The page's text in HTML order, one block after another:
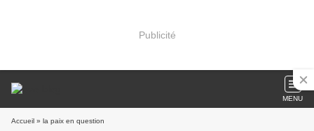
Publicité
MENU
Accueil » la paix en question